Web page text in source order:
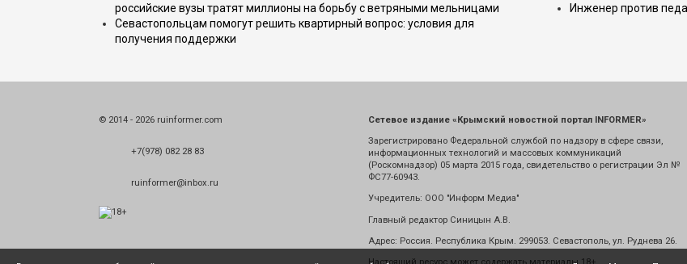
российские вузы тратят миллионы на борьбу с ветряными мельницами
Севастопольцам помогут решить квартирный вопрос: условия для
получения поддержки
Инженер против
© 2014 - 2026 ruinformer.com
+7(978) 082 28 83
ruinformer@inbox.ru
Сетевое издание «Крымский новостной портал INFORMER»
Зарегистрировано Федеральной службой по надзору в сфере связи,
информационных технологий и массовых коммуникаций
(Роскомнадзор) 05 марта 2015 года, свидетельство о регистрации Эл №
ФС77-60943.
Учредитель: ООО "Информ Медиа"
Главный редактор Синицын А.В.
Адрес: Россия. Республика Крым. 299053. Севастополь, ул. Руднева 26.